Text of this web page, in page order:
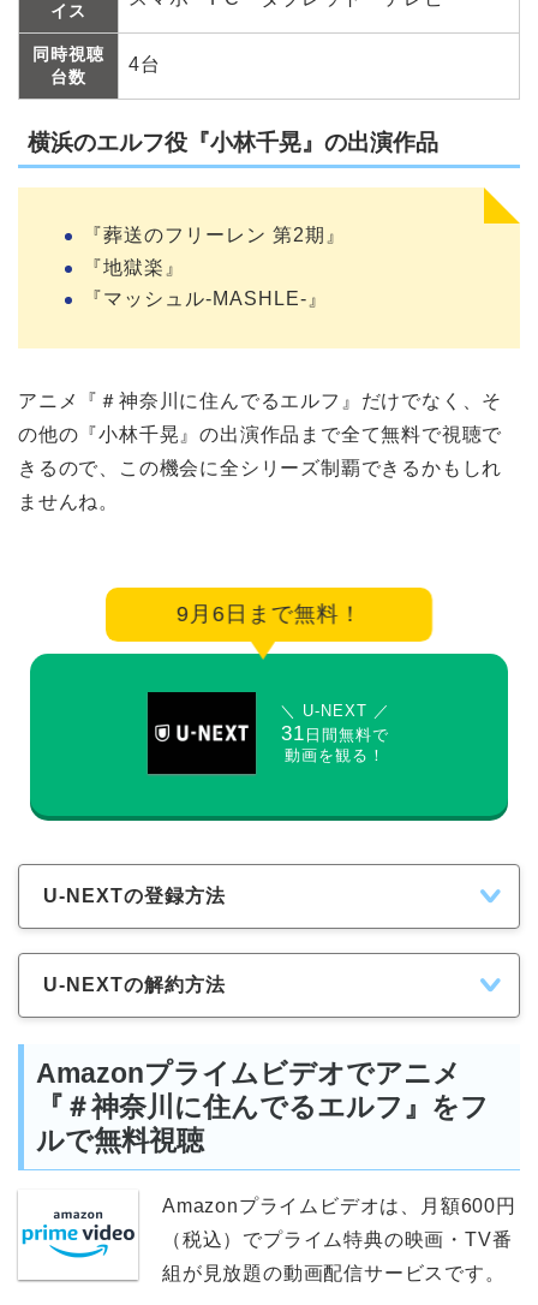
イス
同時視聴
台数
4台
横浜のエルフ役『小林千晃』の出演作品
『葬送のフリーレン 第2期』
『地獄楽』
『マッシュル-MASHLE-』
アニメ『＃神奈川に住んでるエルフ』だけでなく、そ
の他の『小林千晃』の出演作品まで全て無料で視聴で
きるので、この機会に全シリーズ制覇できるかもしれ
ませんね。
9月6日まで無料！
＼ U-NEXT ／
31 日間無料で
動画を観る！
U-NEXTの登録方法
U-NEXTの解約方法
Amazonプライムビデオでアニメ
『＃神奈川に住んでるエルフ』をフ
ルで無料視聴
Amazonプライムビデオは、月額600円
（税込）でプライム特典の映画・TV番
組が見放題の動画配信サービスです。